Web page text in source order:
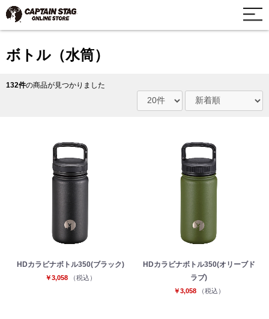
ボトル（水筒）
132件の商品が見つかりました
HDカラビナボトル350(ブラック)
￥3,058 （税込）
HDカラビナボトル350(オリーブド
ラブ)
￥3,058 （税込）